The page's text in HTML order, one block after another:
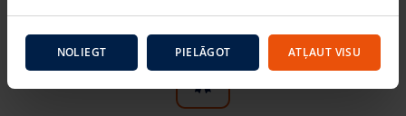
NOLIEGT PIELĀGOT ATĻAUT VISU